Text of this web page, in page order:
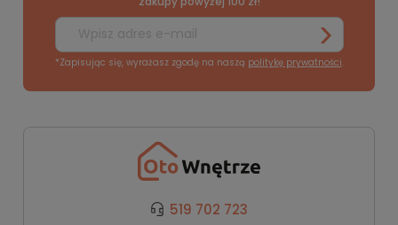
*Zapisując się, wyrażasz zgodę na naszą politykę prywatności.
519 702 723